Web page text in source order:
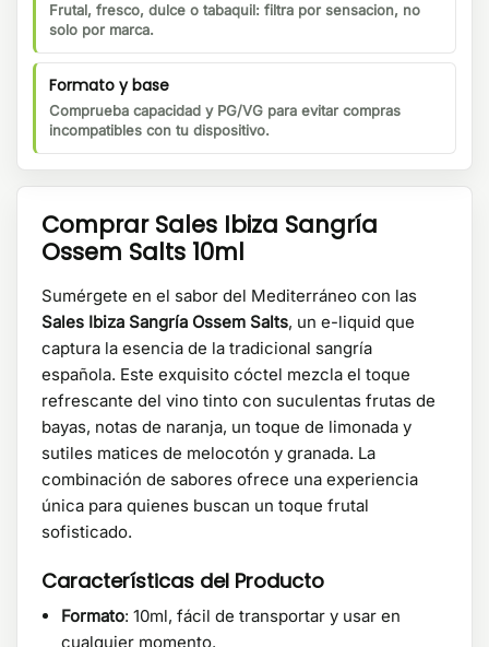
Frutal, fresco, dulce o tabaquil: filtra por sensacion, no
solo por marca.
Formato y base
Comprueba capacidad y PG/VG para evitar compras
incompatibles con tu dispositivo.
Comprar Sales Ibiza Sangría
Ossem Salts 10ml
Sumérgete en el sabor del Mediterráneo con las
Sales Ibiza Sangría Ossem Salts, un e-liquid que
captura la esencia de la tradicional sangría
española. Este exquisito cóctel mezcla el toque
refrescante del vino tinto con suculentas frutas de
bayas, notas de naranja, un toque de limonada y
sutiles matices de melocotón y granada. La
combinación de sabores ofrece una experiencia
única para quienes buscan un toque frutal
sofisticado.
Características del Producto
Formato: 10ml, fácil de transportar y usar en
cualquier momento.